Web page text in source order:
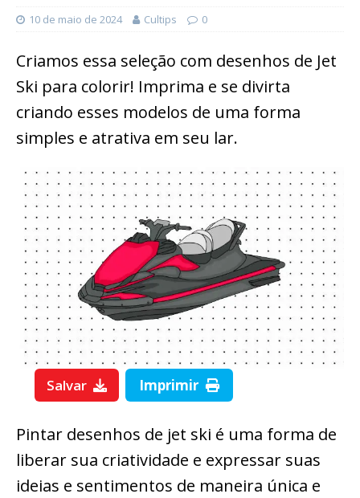
10 de maio de 2024 Cultips 0
Criamos essa seleção com desenhos de Jet
Ski para colorir! Imprima e se divirta
criando esses modelos de uma forma
simples e atrativa em seu lar.
Salvar Imprimir
Pintar desenhos de jet ski é uma forma de
liberar sua criatividade e expressar suas
ideias e sentimentos de maneira única e